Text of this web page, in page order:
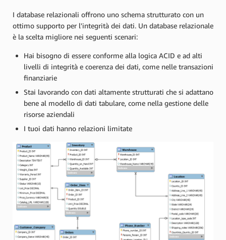
I database relazionali offrono uno schema strutturato con un
ottimo supporto per l'integrità dei dati. Un database relazionale
è la scelta migliore nei seguenti scenari:
Hai bisogno di essere conforme alla logica ACID e ad alti
livelli di integrità e coerenza dei dati, come nelle transazioni
finanziarie
Stai lavorando con dati altamente strutturati che si adattano
bene al modello di dati tabulare, come nella gestione delle
risorse aziendali
I tuoi dati hanno relazioni limitate